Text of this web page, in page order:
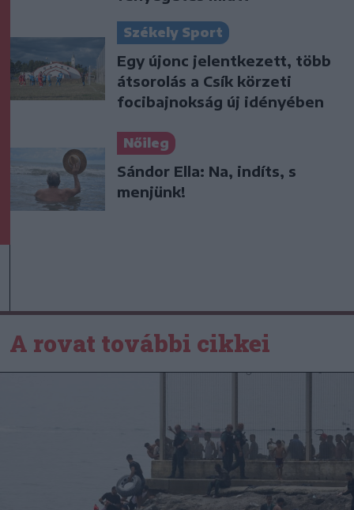
Székely Sport
Egy újonc jelentkezett, több
átsorolás a Csík körzeti
focibajnokság új idényében
Nőileg
Sándor Ella: Na, indíts, s
menjünk!
A rovat további cikkei